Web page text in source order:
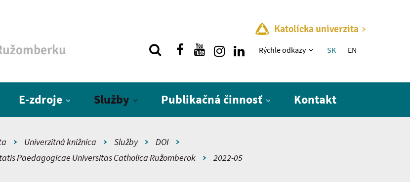
Katolícka univerzita
Rýchle menu
Rýchle odkazy SK EN
E-zdroje Služby Publikačná činnosť Kontakt
Univerzitná knižnica Služby
DOI
Paedagogicae Universitas Catholica Ružomberok
2022-05